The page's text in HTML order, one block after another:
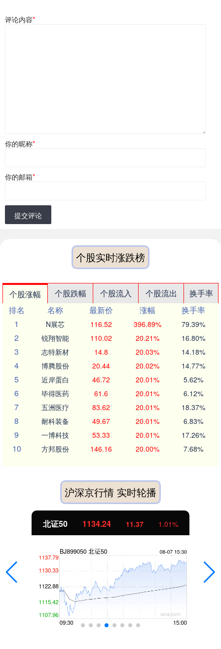
评论内容*
你的昵称*
你的邮箱*
提交评论
个股实时涨跌榜
个股涨幅 个股跌幅 个股流入 个股流出
换手率
排名
名称 最新价 涨幅
换手率
1
N展芯 116.52 396.89% 79.39%
2 锐翔智能 110.02 20.21% 16.80%
3 志特新材 14.8 20.03% 14.18%
4 博腾股份 20.44 20.02% 14.77%
5 近岸蛋白 46.72 20.01% 5.62%
6 毕得医药 61.6 20.01% 6.12%
7 五洲医疗 83.62 20.01% 18.37%
8 耐科装备 49.67 20.01% 6.83%
9 一博科技 53.33 20.01% 17.26%
10 方邦股份 146.16 20.00% 7.68%
沪深京行情 实时轮播
北证50 1134.24 11.37 1.01%